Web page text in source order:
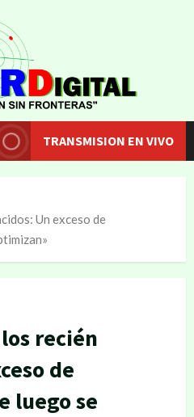
TRANSMISION EN VIVO
Un exceso de
recién
de
luego se